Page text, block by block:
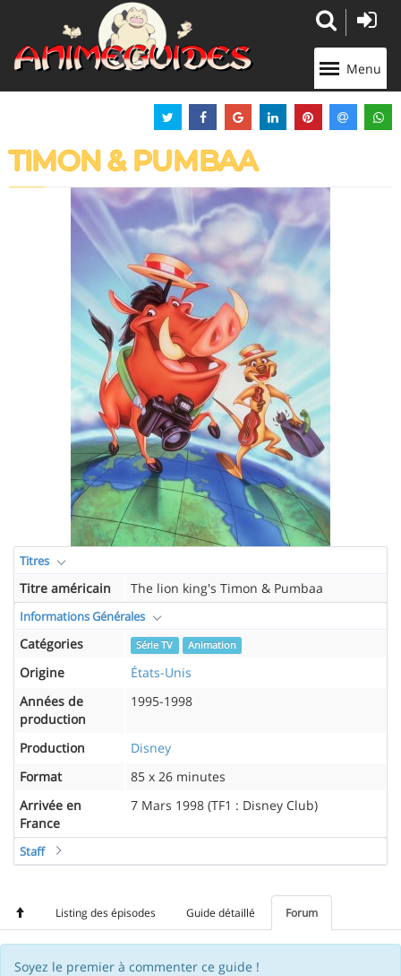
Menu
TIMON & PUMBAA
Titres
Titre américain The lion king's Timon & Pumbaa
Informations Générales
Catégories Série TV Animation
Origine
États-Unis
Années de
production
1995-1998
Production
Disney
Format
85 x 26 minutes
Arrivée en
France
7 Mars 1998 (TF1 : Disney Club)
Staff
Listing des épisodes Guide détaillé Forum
Soyez le premier à commenter ce guide !
Panneau de gestion des cookies